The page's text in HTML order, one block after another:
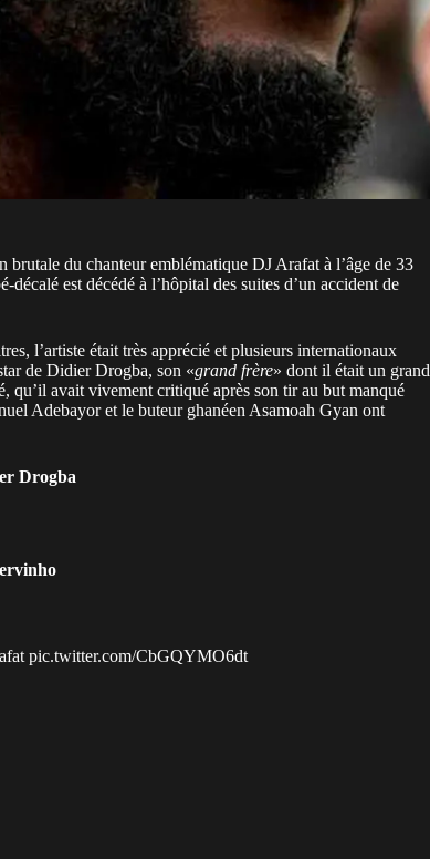
du chanteur emblématique DJ Arafat à l’âge de 33
est décédé à l’hôpital des suites d’un accident de
l’artiste était très apprécié et plusieurs internationaux
de Didier Drogba, son «grand frère» dont il était un grand
avait vivement critiqué après son tir au but manqué
Adebayor et le buteur ghanéen Asamoah Gyan ont
Drogba
pic.twitter.com/CbGQYMO6dt